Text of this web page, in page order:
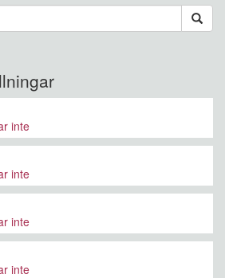
inte
inte
inte
inte